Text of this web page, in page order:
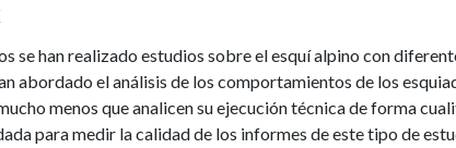
se han realizado estudios sobre el esquí alpino con
abordado el análisis de los comportamientos de los
menos que analicen su ejecución técnica de forma
para medir la calidad de los informes de este tipo de